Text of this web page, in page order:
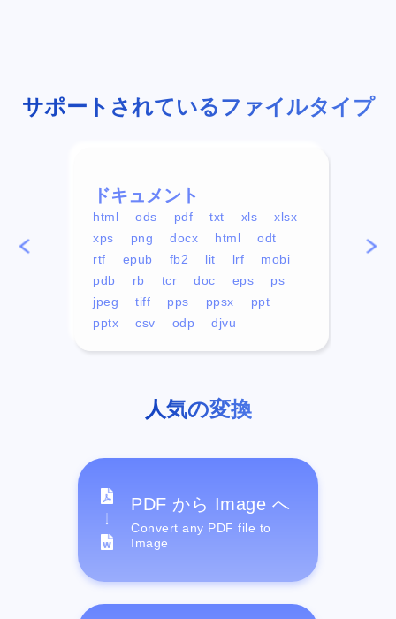
サポートされているファイルタイプ
ドキュメント
html ods pdf txt xls
xlsx
xps
png docx html
odt
rtf
epub fb2 lit lrf
mobi
pdb
rb tcr doc eps
ps
jpeg
tiff pps ppsx
ppt
pptx
csv odp djvu
mp4
人気の変換
PDF から Image へ
Convert any PDF file to
Image